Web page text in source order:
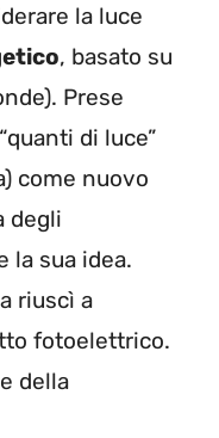
la luce
, basato su
Prese
di luce”
come nuovo
degli
la sua idea.
riuscì a
fotoelettrico.
della